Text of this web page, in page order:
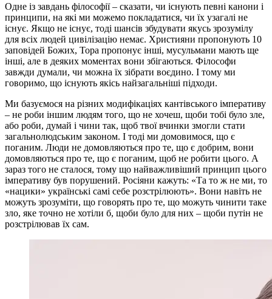
Одне із завдань філософії – сказати, чи існують певні канони і
принципи, на які ми можемо покладатися, чи їх узагалі не
існує. Якщо не існує, тоді шансів збудувати якусь зрозумілу
для всіх людей цивілізацію немає. Християни пропонують 10
заповідей Божих, Тора пропонує інші, мусульмани мають ще
інші, але в деяких моментах вони збігаються. Філософи
завжди думали, чи можна їх зібрати воєдино. І тому ми
говоримо, що існують якісь найзагальніші підходи.
Ми базуємося на різних модифікаціях кантівського імперативу
– не роби іншим людям того, що не хочеш, щоби тобі було зле,
або роби, думай і чини так, щоб твої вчинки змогли стати
загальнолюдським законом. І тоді ми домовимося, що є
поганим. Люди не домовляються про те, що є добрим, вони
домовляються про те, що є поганим, щоб не робити цього. А
зараз того не сталося, тому що найважливіший принцип цього
імперативу був порушений. Росіяни кажуть: «Та то ж не ми, то
«нацики» українські самі себе розстрілюють». Вони навіть не
можуть зрозуміти, що говорять про те, що можуть чинити таке
зло, яке точно не хотіли б, щоби було для них – щоби путін не
розстрілював їх сам.